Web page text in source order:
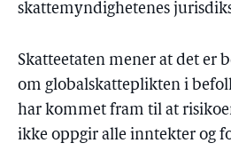
skattemyndighetenes
Skatteetaten mener at det er
om globalskatteplikten i
har kommet fram til at
ikke oppgir alle inntekter og